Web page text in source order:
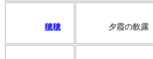
穂穂 夕霞の飲露